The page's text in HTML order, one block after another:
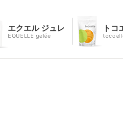
エクエル ジュレ
EQUELLE gelée
トコ